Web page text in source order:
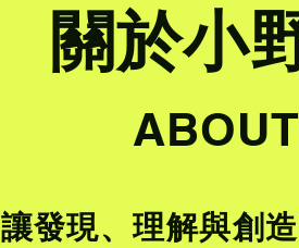
關於小
ABOUT
讓發現、理解與創造